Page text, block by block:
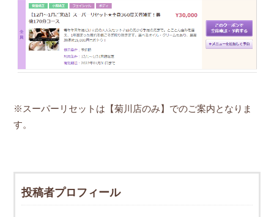
※スーパーリセットは【菊川店のみ】でのご案内となりま
す。
投稿者プロフィール